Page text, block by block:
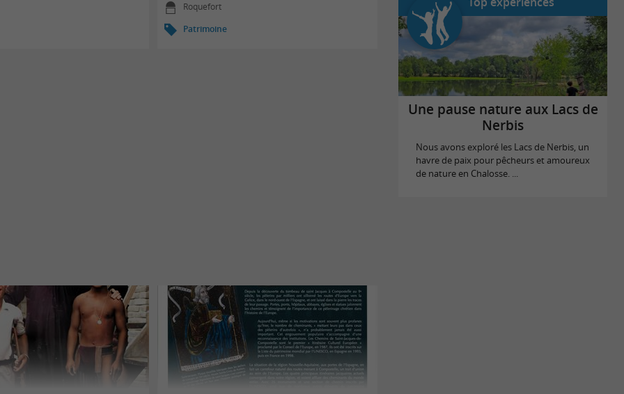
Roquefort
Patrimoine
Une pause nature aux Lacs de
Nerbis
Nous avons exploré les Lacs de Nerbis, un
havre de paix pour pêcheurs et amoureux
de nature en Chalosse. ...